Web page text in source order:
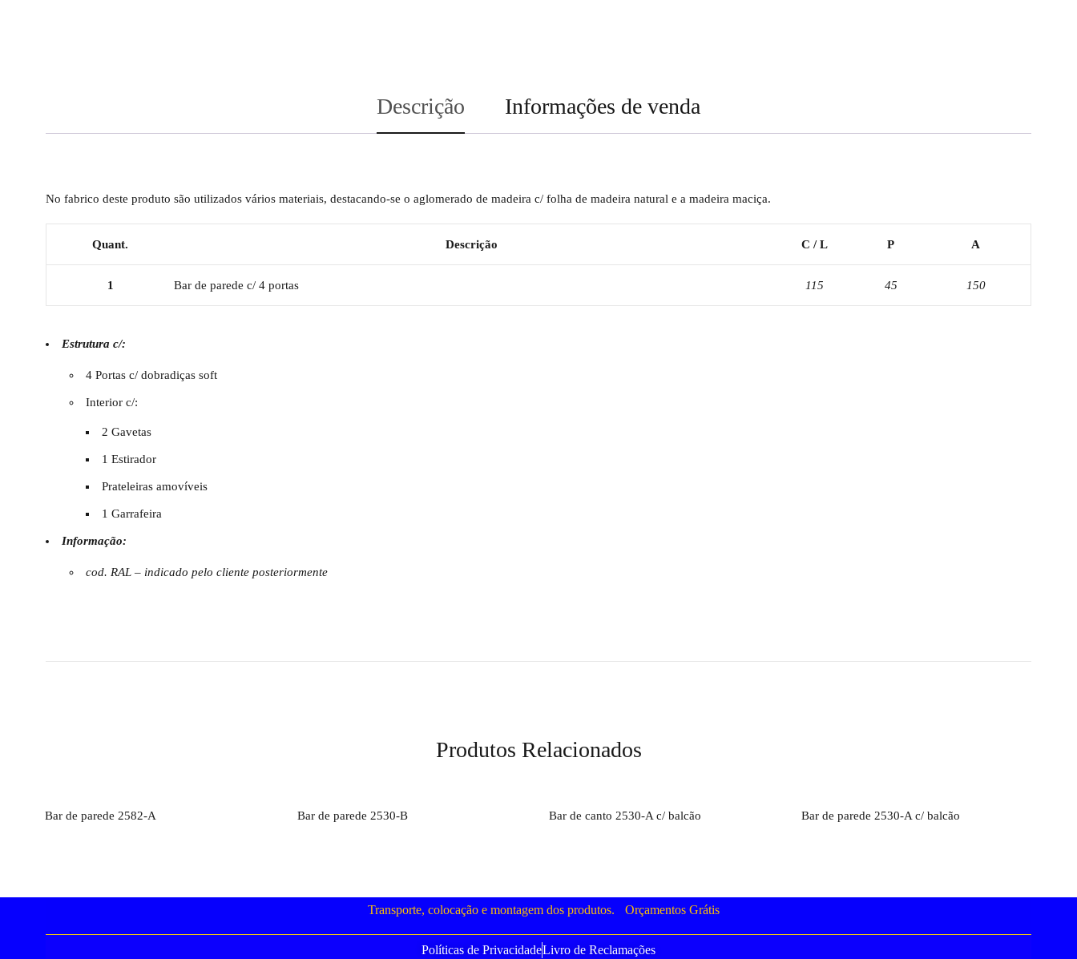
Descrição Informações de venda
No fabrico deste produto são utilizados vários materiais, destacando-se o aglomerado de madeira c/ folha de madeira natural e a madeira maciça.
Quant. Descrição C / L P A
1 Bar de parede c/ 4 portas 115 45 150
Estrutura c/:
4 Portas c/ dobradiças soft
Interior c/:
2 Gavetas
1 Estirador
Prateleiras amovíveis
1 Garrafeira
Informação:
cod. RAL – indicado pelo cliente posteriormente
Produtos Relacionados
Bar de parede 2582-A Bar de parede 2530-B Bar de canto 2530-A c/ balcão Bar de parede 2530-A c/ balcão
Transporte, colocação e montagem dos produtos. Orçamentos Grátis
Políticas de PrivacidadeLivro de Reclamações